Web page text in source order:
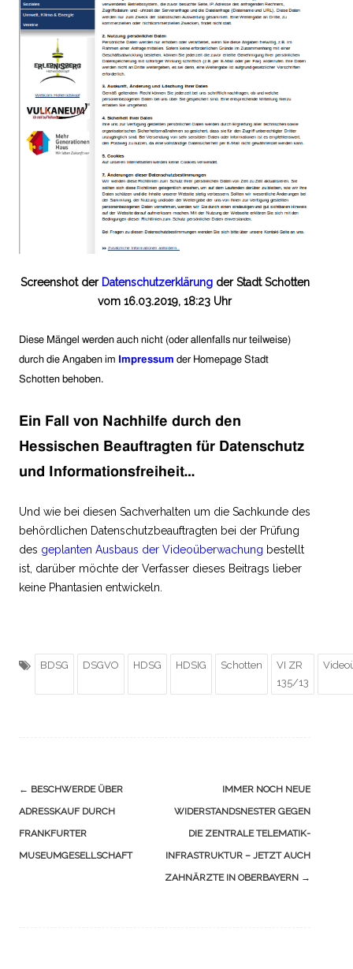
Screenshot der Datenschutzerklärungder Stadt Schotten
vom 16.03.2019, 18:23 Uhr
Diese Mängel werden auch nicht (oder allenfalls nur teilweise)
durch die Angaben im
Impressum der Homepage Stadt
Schotten behoben.
Ein Fall von Nachhilfe durch den
Hessischen Beauftragten für Datenschutz
und Informationsfreiheit…
Und wie bei diesen Sachverhalten um die Sachkunde des
behördlichen Datenschutzbeauftragten bei der Prüfung
des geplanten Ausbaus der Videoüberwachung bestellt
ist, darüber möchte der Verfasser dieses Beitrags lieber
keine Phantasien entwickeln.
BDSG DSGVO HDSG HDSIG Schotten
VI ZR
135/13
Navigation
(Beiträge)
← BESCHWERDE ÜBER
ADRESSKAUF DURCH
FRANKFURTER
MUSEUMGESELLSCHAFT
IMMER NOCH NEUE
WIDERSTANDSNESTER GEGEN
DIE ZENTRALE TELEMATIK-
INFRASTRUKTUR – JETZT AUCH
ZAHNÄRZTE IN OBERBAYERN →